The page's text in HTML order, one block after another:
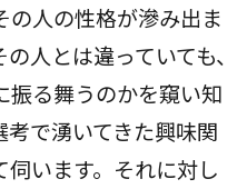
の人の性格が滲み出ま
人とは違っていても、
振る舞うのかを窺い知
で湧いてきた興味関
います。それに対し